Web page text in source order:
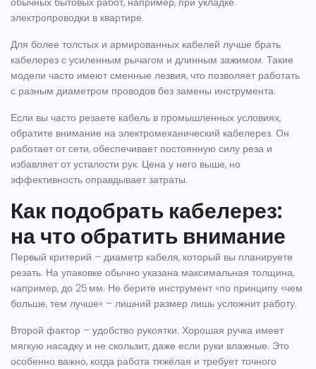
электропроводки в квартире.
Для более толстых и армированных кабелей лучше брать
кабелерез с усиленным рычагом и длинным зажимом. Такие
модели часто имеют сменные лезвия, что позволяет работать
с разным диаметром проводов без замены инструмента.
Если вы часто резаете кабель в промышленных условиях,
обратите внимание на электромеханический кабелерез. Он
работает от сети, обеспечивает постоянную силу реза и
избавляет от усталости рук. Цена у него выше, но
эффективность оправдывает затраты.
Как подобрать кабелерез:
на что обратить внимание
Первый критерий – диаметр кабеля, который вы планируете
резать. На упаковке обычно указана максимальная толщина,
например, до 25 мм. Не берите инструмент «по принципу «чем
больше, тем лучше» – лишний размер лишь усложнит работу.
Второй фактор – удобство рукоятки. Хорошая ручка имеет
мягкую насадку и не скользит, даже если руки влажные. Это
особенно важно, когда работа тяжёлая и требует точного